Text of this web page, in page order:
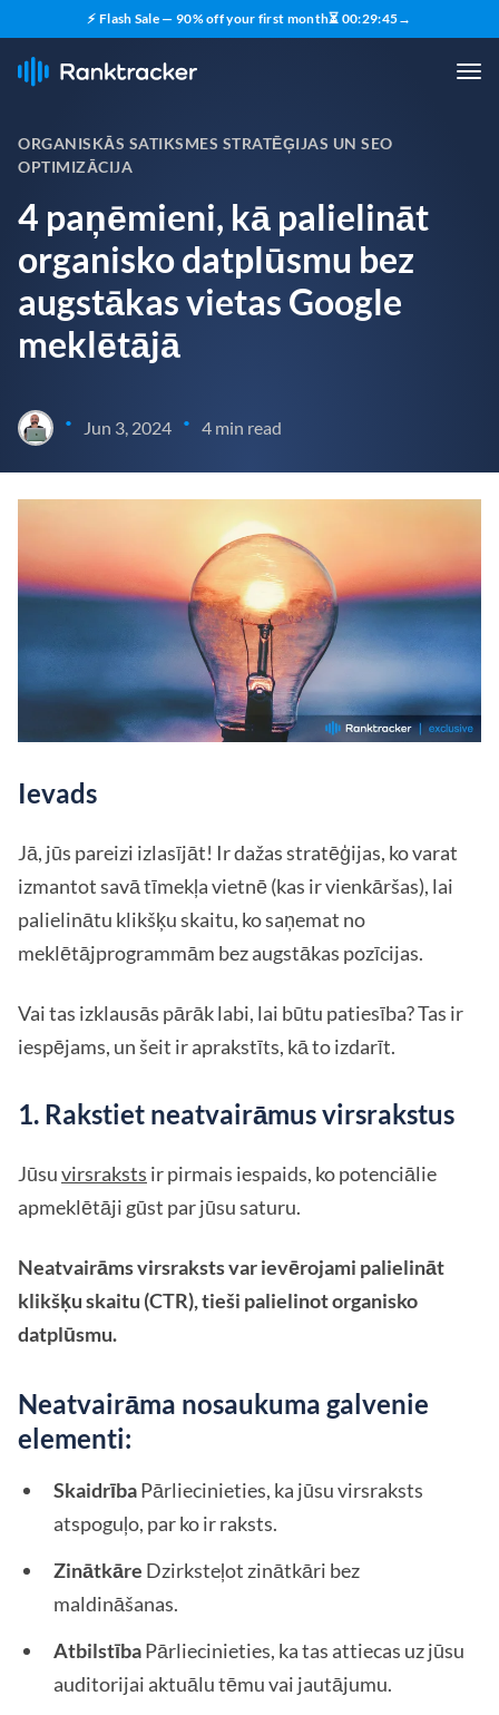
⚡ Flash Sale — 90% off your first month⏳ 00:29:43→
ORGANISKĀS SATIKSMES STRATĒĢIJAS UN SEO
OPTIMIZĀCIJA
4 paņēmieni, kā palielināt
organisko datplūsmu bez
augstākas vietas Google
meklētājā
• Jun 3, 2024 • 4 min read
Ievads
Jā, jūs pareizi izlasījāt! Ir dažas stratēģijas, ko varat
izmantot savā tīmekļa vietnē (kas ir vienkāršas), lai
palielinātu klikšķu skaitu, ko saņemat no
meklētājprogrammām bez augstākas pozīcijas.
Vai tas izklausās pārāk labi, lai būtu patiesība? Tas ir
iespējams, un šeit ir aprakstīts, kā to izdarīt.
1. Rakstiet neatvairāmus virsrakstus
Jūsuvirsraksts ir pirmais iespaids, ko potenciālie
apmeklētāji gūst par jūsu saturu.
Neatvairāms virsraksts var ievērojami palielināt
klikšķu skaitu (CTR), tieši palielinot organisko
datplūsmu.
Neatvairāma nosaukuma galvenie
elementi:
SkaidrībaPārliecinieties, ka jūsu virsraksts
atspoguļo, par ko ir raksts.
Zinātkāre Dzirksteļot zinātkāri bez
maldināšanas.
AtbilstībaPārliecinieties, ka tas attiecas uz jūsu
auditorijai aktuālu tēmu vai jautājumu.